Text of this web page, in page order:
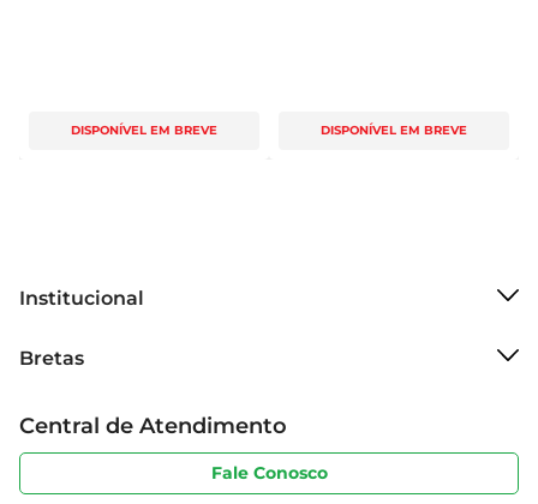
DISPONÍVEL EM BREVE DISPONÍVEL EM BREVE
Institucional
Grupo Cencosud
Sobre privacidade
Portal do fornecedor
Bretas
Produtos Bretas
Código de ética
Serviços
Central de Atendimento
Fale Conosco